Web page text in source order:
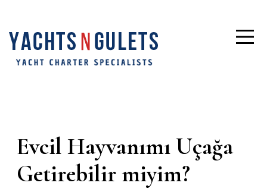
Evcil Hayvanımı Uçağa
Getirebilir miyim?